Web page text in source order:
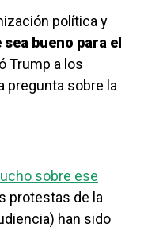
política y
bueno para el
Trump a los
pregunta sobre la
sobre ese
protestas de la
han sido